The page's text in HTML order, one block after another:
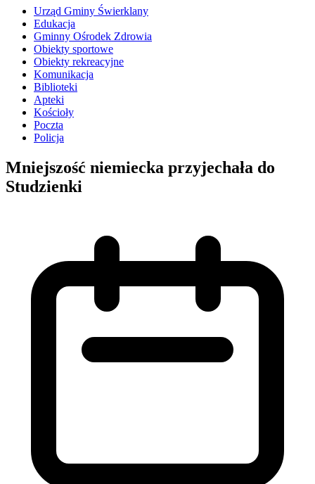
Urząd Gminy Świerklany
Edukacja
Gminny Ośrodek Zdrowia
Obiekty sportowe
Obiekty rekreacyjne
Komunikacja
Biblioteki
Apteki
Kościoły
Poczta
Policja
Mniejszość niemiecka przyjechała do
Studzienki